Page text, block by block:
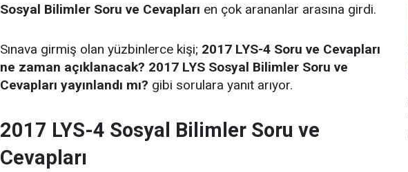
Sosyal Bilimler Soru ve Cevapları en çok arananlar arasına girdi.
Sınava girmiş olan yüzbinlerce kişi; 2017 LYS-4 Soru ve Cevapları
ne zaman açıklanacak? 2017 LYS Sosyal Bilimler Soru ve
Cevapları yayınlandı mı? gibi sorulara yanıt arıyor.
2017 LYS-4 Sosyal Bilimler Soru ve
Cevapları